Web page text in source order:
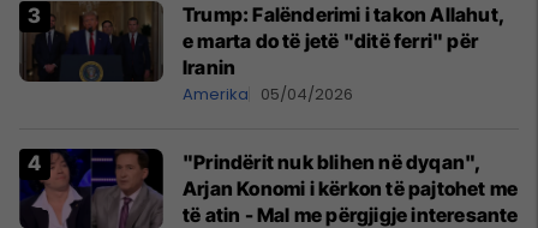
Trump: Falënderimi i takon Allahut,
e marta do të jetë "ditë ferri" për
Iranin
Amerika 05/04/2026
"Prindërit nuk blihen në dyqan",
Arjan Konomi i kërkon të pajtohet me
të atin - Mal me përgjigje interesante